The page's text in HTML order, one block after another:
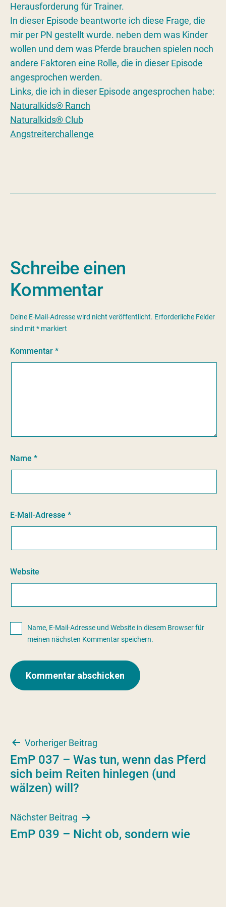
Herausforderung für Trainer.
In dieser Episode beantworte ich diese Frage, die
mir per PN gestellt wurde. neben dem was Kinder
wollen und dem was Pferde brauchen spielen noch
andere Faktoren eine Rolle, die in dieser Episode
angesprochen werden.
Links, die ich in dieser Episode angesprochen habe:
Naturalkids® Ranch
Naturalkids® Club
Angstreiterchallenge
Schreibe einen
Kommentar
Deine E-Mail-Adresse wird nicht veröffentlicht. Erforderliche Felder
sind mit * markiert
Kommentar *
Name *
E-Mail-Adresse *
Website
Name, E-Mail-Adresse und Website in diesem Browser für
meinen nächsten Kommentar speichern.
Beitragsnavigation
Vorheriger Beitrag
EmP 037 – Was tun, wenn das Pferd
sich beim Reiten hinlegen (und
wälzen) will?
Nächster Beitrag
EmP 039 – Nicht ob, sondern wie